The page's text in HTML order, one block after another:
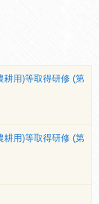
耕用)等取得研修 (第
耕用)等取得研修 (第